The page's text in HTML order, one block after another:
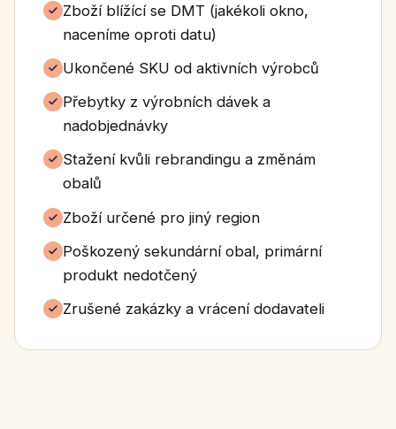
Zboží blížící se DMT (jakékoli okno,
naceníme oproti datu)
Ukončené SKU od aktivních výrobců
Přebytky z výrobních dávek a
nadobjednávky
Stažení kvůli rebrandingu a změnám
obalů
Zboží určené pro jiný region
Poškozený sekundární obal, primární
produkt nedotčený
Zrušené zakázky a vrácení dodavateli